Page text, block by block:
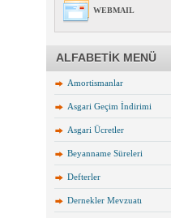
WEBMAIL
ALFABETİK MENÜ
Amortismanlar
Asgari Geçim İndirimi
Asgari Ücretler
Beyanname Süreleri
Defterler
Dernekler Mevzuatı